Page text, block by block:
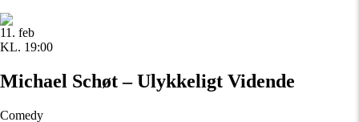
11. feb
KL. 19:00
Michael Schøt – Ulykkeligt Vidende
Comedy